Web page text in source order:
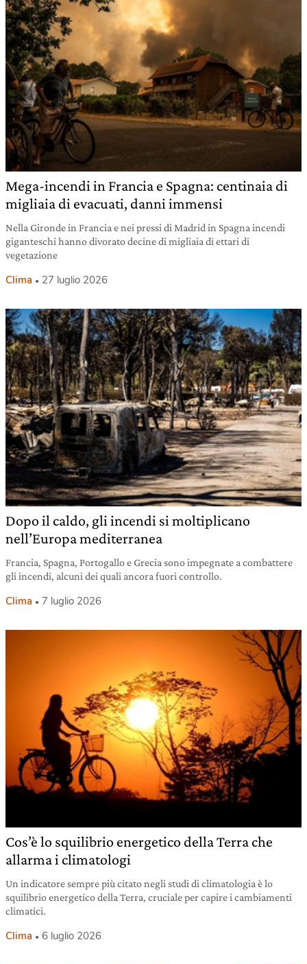
Mega-incendi in Francia e Spagna: centinaia di
migliaia di evacuati, danni immensi
Nella Gironde in Francia e nei pressi di Madrid in Spagna incendi
giganteschi hanno divorato decine di migliaia di ettari di
vegetazione
Clima 27 luglio 2026
Dopo il caldo, gli incendi si moltiplicano
nell’Europa mediterranea
Francia, Spagna, Portogallo e Grecia sono impegnate a combattere
gli incendi, alcuni dei quali ancora fuori controllo.
Clima 7 luglio 2026
Cos’è lo squilibrio energetico della Terra che
allarma i climatologi
Un indicatore sempre più citato negli studi di climatologia è lo
squilibrio energetico della Terra, cruciale per capire i cambiamenti
climatici.
Clima 6 luglio 2026